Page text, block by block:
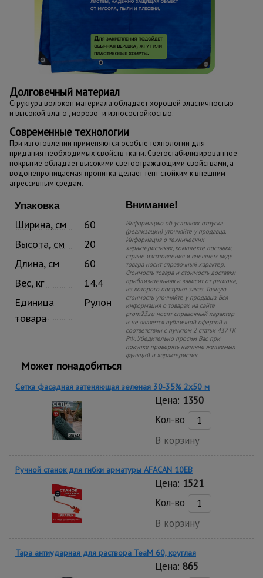
Долговечный материал
Структура волокон материала обладает хорошей эластичностью
и высокой влаго-, морозо- и износостойкостью.
Современные технологии
При изготовлении применяются особые технологии для
придания необходимых свойств ткани. Светостабилизированное
покрытие обладает высокими светоотражающими свойствами, а
водонепроницаемая пропитка делает тент стойким к внешним
агрессивным средам.
Упаковка
Ширина, см
60
Высота, см
20
Длина, см
60
Вес, кг
14.4
Единица
товара
Рулон
Внимание!
Информацию об условиях отпуска
(реализации) уточняйте у продавца.
Информация о технических
характеристиках, комплекте поставки,
стране изготовления и внешнем виде
товара носит справочный характер.
Стоимость товара и стоимость доставки
приблизительная и зависит от региона,
из которого поступил заказ. Точную
стоимость уточняйте у продавца. Вся
информация о товарах на сайте
prom23.ru носит справочный характер
и не является публичной офертой в
соответствии с пунктом 2 статьи 437 ГК
РФ. Убедительно просим Вас при
покупке проверять наличие желаемых
функций и характеристик.
Может понадобиться
Сетка фасадная затеняющая зеленая 30-35% 2х50 м
Цена: 1350
Кол-во
В корзину
Ручной станок для гибки арматуры AFACAN 10EB
Цена: 1521
Кол-во
В корзину
Тара антиударная для раствора TeaM 60, круглая
Цена: 865